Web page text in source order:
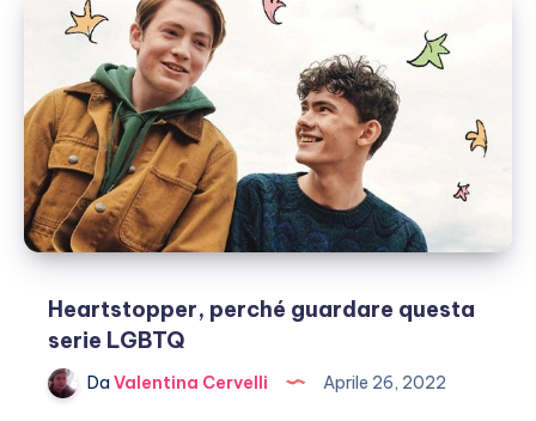
Heartstopper, perché guardare questa
serie LGBTQ
Da Valentina Cervelli Aprile 26, 2022